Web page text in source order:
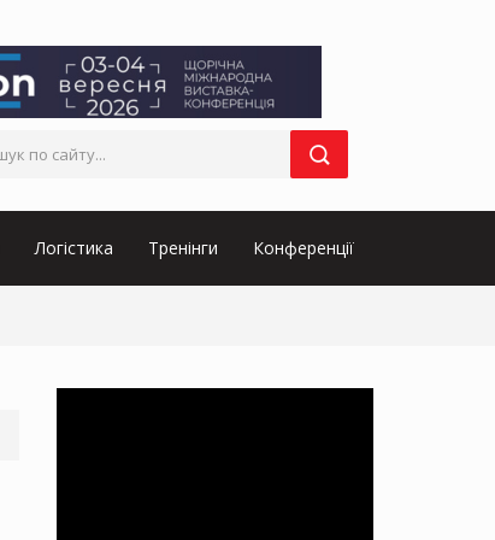
Логістика Тренінги Конференції